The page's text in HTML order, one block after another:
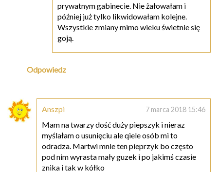
prywatnym gabinecie. Nie żałowałam i
później już tylko likwidowałam kolejne.
Wszystkie zmiany mimo wieku świetnie się
goją.
Odpowiedz
Anszpi 7 marca 2018 15:46
Mam na twarzy dość duży piepszyk i nieraz
myślałam o usunięciu ale qiele osób mi to
odradza. Martwi mnie ten pieprzyk bo często
pod nim wyrasta mały guzek i po jakimś czasie
znika i tak w kółko